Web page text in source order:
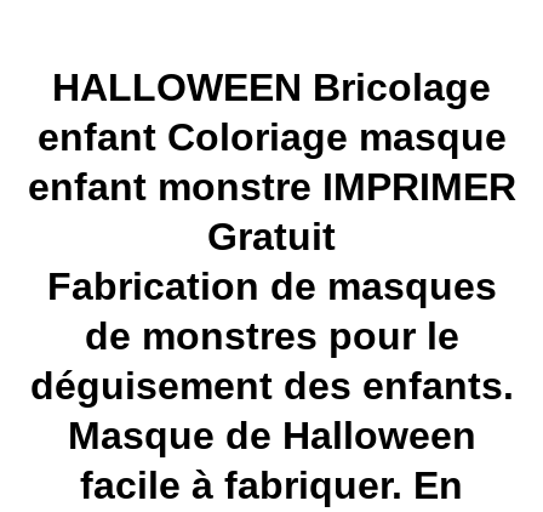
HALLOWEEN Bricolage
enfant Coloriage masque
enfant monstre IMPRIMER
Gratuit
Fabrication de masques
de monstres pour le
déguisement des enfants.
Masque de Halloween
facile à fabriquer. En